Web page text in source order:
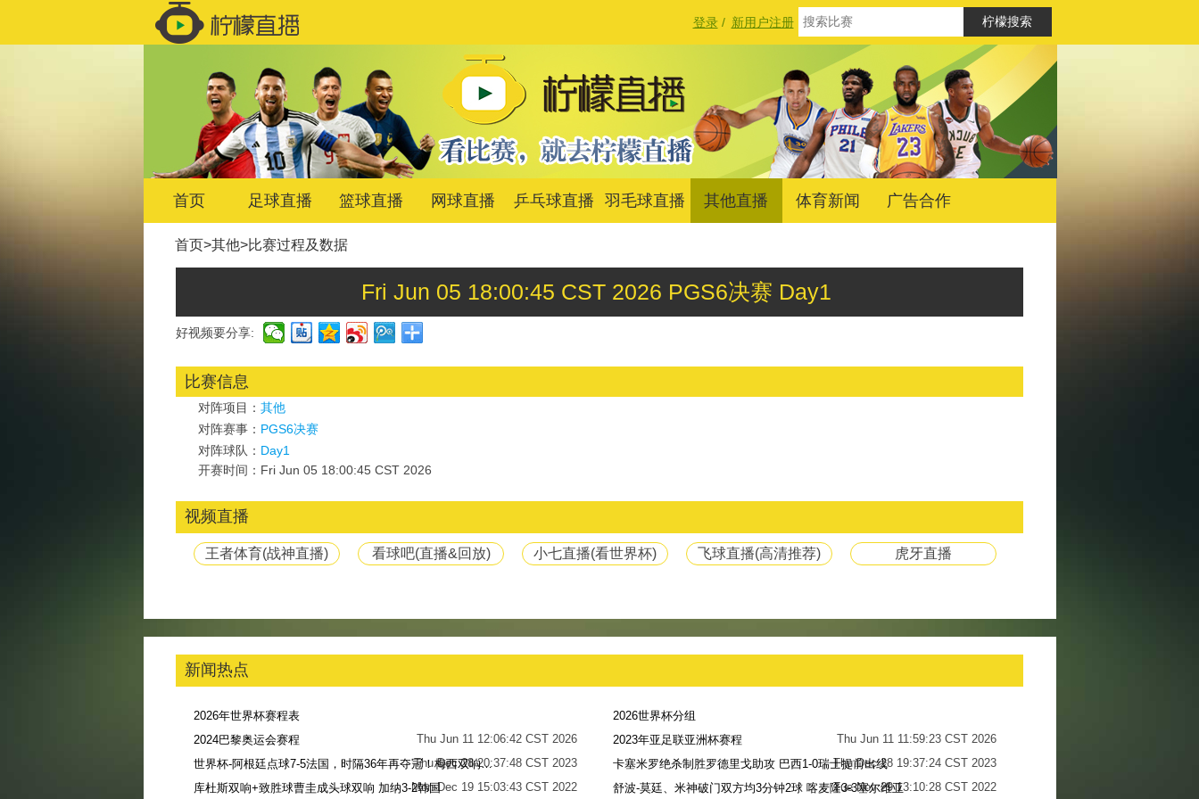
登录/ 新用户注册
首页 足球直播 篮球直播 网球直播 乒乓球直播 羽毛球直播 其他直播 体育新闻 广告合作
首页>其他>比赛过程及数据
Fri Jun 05 18:00:45 CST 2026 PGS6决赛 Day1
好视频要分享:
比赛信息
对阵项目： 其他
对阵赛事： PGS6决赛
对阵球队： Day1
开赛时间：Fri Jun 05 18:00:45 CST 2026
视频直播
王者体育(战神直播) 看球吧(直播&回放) 小七直播(看世界杯) 飞球直播(高清推荐) 虎牙直播
新闻热点
2026年世界杯赛程表
Thu Jun 11 12:06:42 CST 2026
2026世界杯分组
Thu Jun 11 11:59:23 CST 2026
2024巴黎奥运会赛程
Thu Dec 28 20:37:48 CST 2023
2023年亚足联亚洲杯赛程
Thu Dec 28 19:37:24 CST 2023
世界杯-阿根廷点球7-5法国，时隔36年再夺冠！梅西双响姆巴佩戴帽
Mon Dec 19 15:03:43 CST 2022
卡塞米罗绝杀制胜罗德里戈助攻 巴西1-0瑞士提前出线
Tue Nov 29 13:10:28 CST 2022
库杜斯双响+致胜球曹圭成头球双响 加纳3-2韩国 舒波-莫廷、米神破门双方均3分钟2球 喀麦隆3-3塞尔维亚